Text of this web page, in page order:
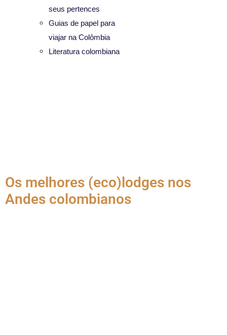
seus pertences
Guias de papel para
viajar na Colômbia
Literatura colombiana
Os melhores (eco)lodges nos
Andes colombianos